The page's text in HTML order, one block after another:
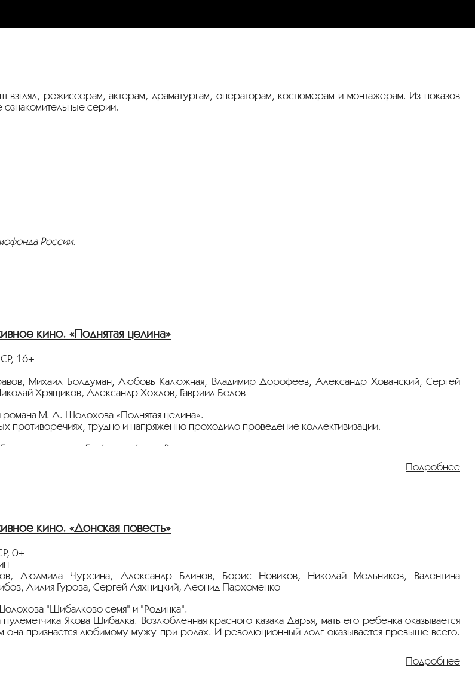
режиссерам, актерам, драматургам, операторам, костюмерам и монтажерам. Из показов
ознакомительные серии.
России.
кино. «Поднятая целина»
16+
Михаил Болдуман, Любовь Калюжная, Владимир Дорофеев, Александр Хованский, Сергей
Хрящиков, Александр Хохлов, Гавриил Белов
романа М. А. Шолохова «Поднятая целина».
противоречиях, трудно и напряженно проходило проведение коллективизации.
мм из коллекции Госфильмофонда России.
Подробнее
кино. «Донская повесть»
0+
Людмила Чурсина, Александр Блинов, Борис Новиков, Николай Мельников, Валентина
Лилия Гурова, Сергей Ляхницкий, Леонид Пархоменко
"Шибалково семя" и "Родинка".
Якова Шибалка. Возлюбленная красного казака Дарья, мать его ребенка оказывается
признается любимому мужу при родах. И революционный долг оказывается превыше всего.
сделал дуэт Евгения Леонова и Людмилы Чурсиной, ставшей после картины кинозвездой.
Подробнее